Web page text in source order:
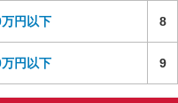
円以下 8
円以下 9